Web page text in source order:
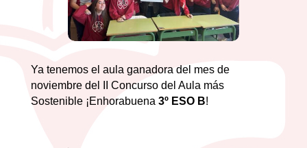
Ya tenemos el aula ganadora del mes de
noviembre del II Concurso del Aula más
Sostenible ¡Enhorabuena 3º ESO B!